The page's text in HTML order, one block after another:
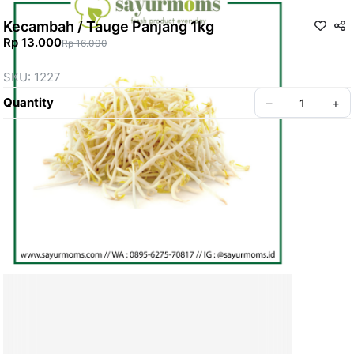
Kecambah / Tauge Panjang 1kg
Rp 13.000Rp 16.000
SKU: 1227
Quantity
– +